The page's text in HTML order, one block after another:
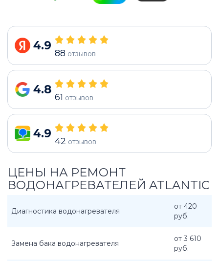
4.9
88 отзывов
4.8
61 отзывов
4.9
42 отзывов
ЦЕНЫ НА РЕМОНТ
ВОДОНАГРЕВАТЕЛЕЙ ATLANTIC
Диагностика водонагревателя
от 420
руб.
Замена бака водонагревателя
от 3 610
руб.